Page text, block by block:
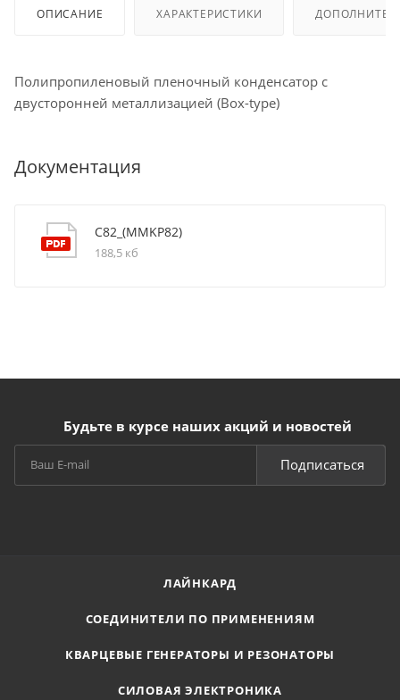
ОПИСАНИЕ ХАРАКТЕРИСТИКИ
Полипропиленовый пленочный конденсатор с
двусторонней металлизацией (Box-type)
Документация
C82_(MMKP82)
188,5 кб
Будьте в курсе наших акций и новостей
Подписаться
ЛАЙНКАРД
СОЕДИНИТЕЛИ ПО ПРИМЕНЕНИЯМ
КВАРЦЕВЫЕ ГЕНЕРАТОРЫ И РЕЗОНАТОРЫ
СИЛОВАЯ ЭЛЕКТРОНИКА